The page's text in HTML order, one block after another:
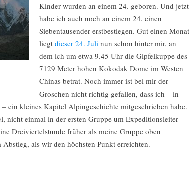
Kinder wurden an einem 24. geboren. Und jetzt
habe ich auch noch an einem 24. einen
Siebentausender erstbestiegen. Gut einen Monat
liegt dieser 24. Juli nun schon hinter mir, an
dem ich um etwa 9.45 Uhr die Gipfelkuppe des
7129 Meter hohen Kokodak Dome im Westen
Chinas betrat. Noch immer ist bei mir der
Groschen nicht richtig gefallen, dass ich – in
ein kleines Kapitel Alpingeschichte mitgeschrieben habe.
nicht einmal in der ersten Gruppe um Expeditionsleiter
Dreiviertelstunde früher als meine Gruppe oben
als wir den höchsten Punkt erreichten.